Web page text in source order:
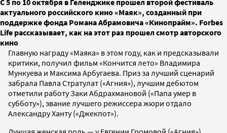
актуального российского кино «Маяк», созданный при
поддержке фонда Романа Абрамовича «Кинопрайм». Forbes
Life рассказывает, как на этот раз прошел смотр авторского
кино
Главную награду «Маяка» в этом году, как и предсказывали
критики, получил фильм «Кончится лето» Владимира
Мункуева и Максима Арбугаева. Приз за лучший сценарий
забрала Павла Стратулат («Агния»), лучшим дебютом
отметили работу Заки Абдрахмановой («Папа умер в
субботу»), звание лучшего режиссера жюри отдало
Александру Ханту («Джекпот»).